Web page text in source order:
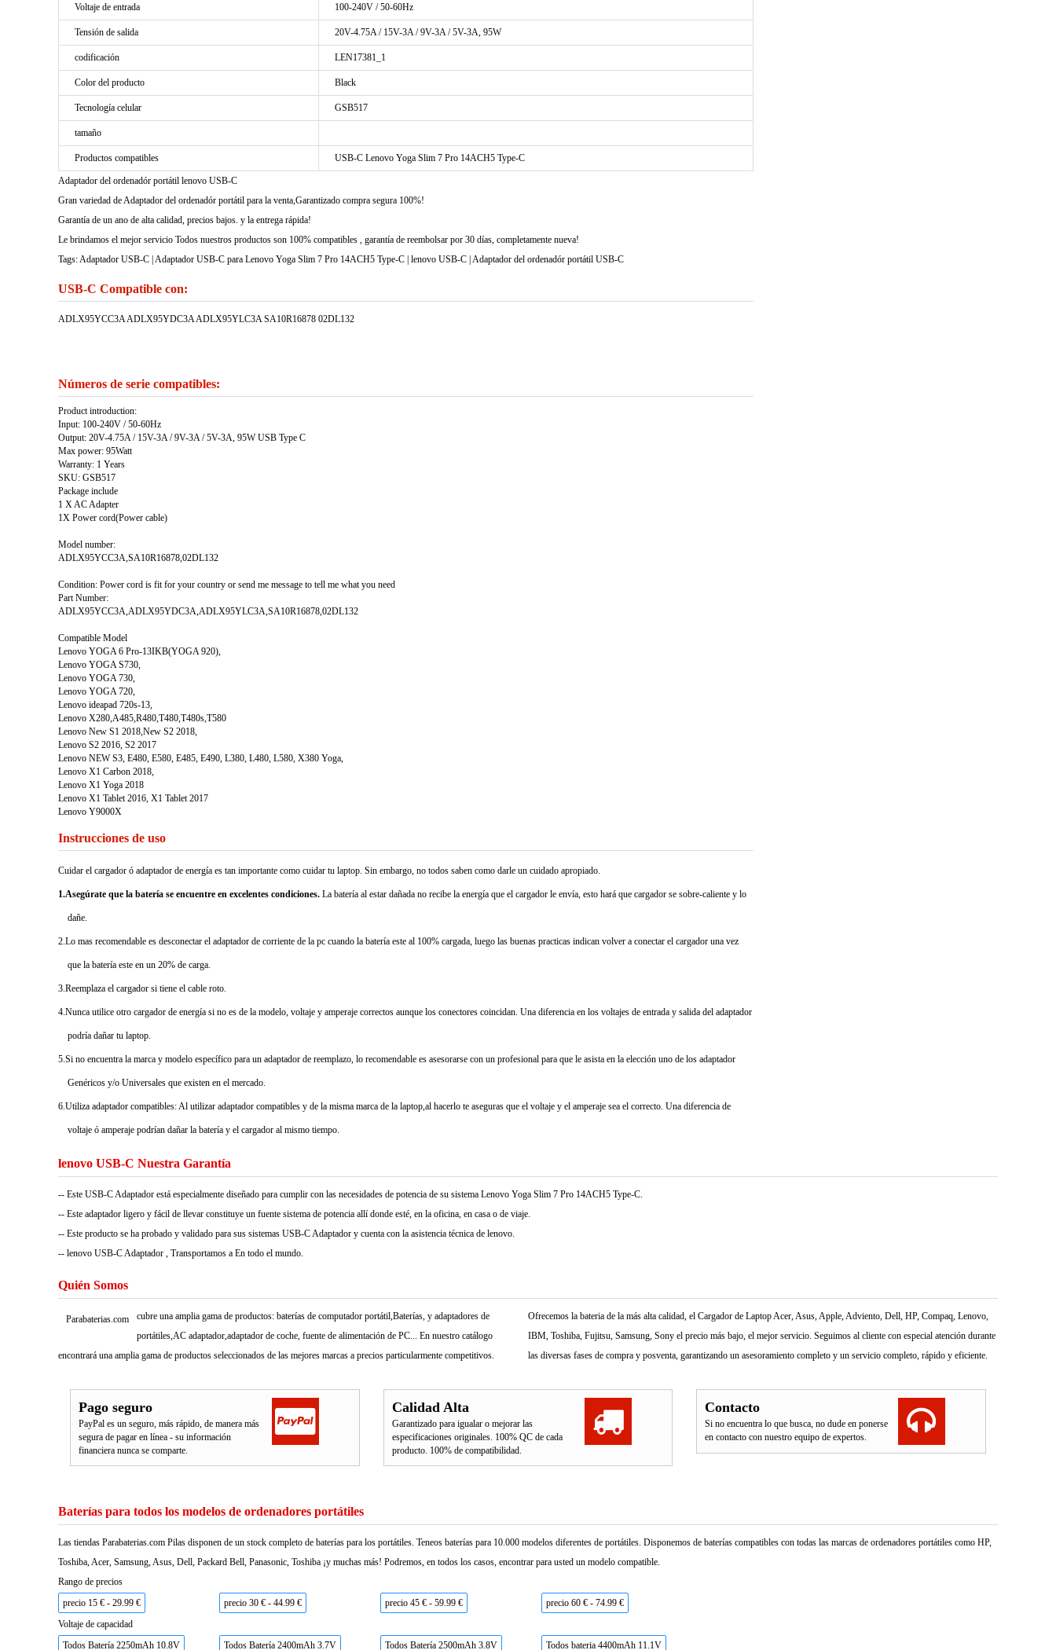
Voltaje de entrada 100-240V / 50-60Hz
Tensión de salida 20V-4.75A / 15V-3A / 9V-3A / 5V-3A, 95W
codificación LEN17381_1
Color del producto Black
Tecnología celular GSB517
tamaño
Productos compatibles USB-C Lenovo Yoga Slim 7 Pro 14ACH5 Type-C
Adaptador del ordenadór portátil lenovo USB-C
Gran variedad de Adaptador del ordenadór portátil para la venta,Garantizado compra segura 100%!
Garantía de un ano de alta calidad, precios bajos. y la entrega rápida!
Le brindamos el mejor servicio Todos nuestros productos son 100% compatibles , garantía de reembolsar por 30 días, completamente nueva!
Tags: Adaptador USB-C | Adaptador USB-C para Lenovo Yoga Slim 7 Pro 14ACH5 Type-C | lenovo USB-C | Adaptador del ordenadór portátil USB-C
USB-C Compatible con:
ADLX95YCC3A ADLX95YDC3A ADLX95YLC3A SA10R16878 02DL132
Números de serie compatibles:
Product introduction:
Input: 100-240V / 50-60Hz
Output: 20V-4.75A / 15V-3A / 9V-3A / 5V-3A, 95W USB Type C
Max power: 95Watt
Warranty: 1 Years
SKU: GSB517
Package include
1 X AC Adapter
1X Power cord(Power cable)
Model number:
ADLX95YCC3A,SA10R16878,02DL132
Condition: Power cord is fit for your country or send me message to tell me what you need
Part Number:
ADLX95YCC3A,ADLX95YDC3A,ADLX95YLC3A,SA10R16878,02DL132
Compatible Model
Lenovo YOGA 6 Pro-13IKB(YOGA 920),
Lenovo YOGA S730,
Lenovo YOGA 730,
Lenovo YOGA 720,
Lenovo ideapad 720s-13,
Lenovo X280,A485,R480,T480,T480s,T580
Lenovo New S1 2018,New S2 2018,
Lenovo S2 2016, S2 2017
Lenovo NEW S3, E480, E580, E485, E490, L380, L480, L580, X380 Yoga,
Lenovo X1 Carbon 2018,
Lenovo X1 Yoga 2018
Lenovo X1 Tablet 2016, X1 Tablet 2017
Lenovo Y9000X
Instrucciones de uso
Cuidar el cargador ó adaptador de energía es tan importante como cuidar tu laptop. Sin embargo, no todos saben como darle un cuidado apropiado.
1.Asegúrate que la batería se encuentre en excelentes condiciones. La batería al estar dañada no recibe la energía que el cargador le envía, esto hará que cargador se sobre-caliente y lo
dañe.
2.Lo mas recomendable es desconectar el adaptador de corriente de la pc cuando la batería este al 100% cargada, luego las buenas practicas indican volver a conectar el cargador una vez
que la batería este en un 20% de carga.
3.Reemplaza el cargador si tiene el cable roto.
4.Nunca utilice otro cargador de energía si no es de la modelo, voltaje y amperaje correctos aunque los conectores coincidan. Una diferencia en los voltajes de entrada y salida del adaptador
podría dañar tu laptop.
5.Si no encuentra la marca y modelo específico para un adaptador de reemplazo, lo recomendable es asesorarse con un profesional para que le asista en la elección uno de los adaptador
Genéricos y/o Universales que existen en el mercado.
6.Utiliza adaptador compatibles: Al utilizar adaptador compatibles y de la misma marca de la laptop,al hacerlo te aseguras que el voltaje y el amperaje sea el correcto. Una diferencia de
voltaje ó amperaje podrían dañar la batería y el cargador al mismo tiempo.
lenovo USB-C Nuestra Garantía
-- Este USB-C Adaptador está especialmente diseñado para cumplir con las necesidades de potencia de su sistema Lenovo Yoga Slim 7 Pro 14ACH5 Type-C.
-- Este adaptador ligero y fácil de llevar constituye un fuente sistema de potencia allí donde esté, en la oficina, en casa o de viaje.
-- Este producto se ha probado y validado para sus sistemas USB-C Adaptador y cuenta con la asistencia técnica de lenovo.
-- lenovo USB-C Adaptador , Transportamos a En todo el mundo.
Quién Somos
Parabaterias.com
cubre una amplia gama de productos: baterías de computador portátil,Baterías, y adaptadores de
portátiles,AC adaptador,adaptador de coche, fuente de alimentación de PC... En nuestro catálogo
encontrará una amplia gama de productos seleccionados de las mejores marcas a precios particularmente competitivos.
Ofrecemos la bateria de la más alta calidad, el Cargador de Laptop Acer, Asus, Apple, Adviento, Dell, HP, Compaq, Lenovo,
IBM, Toshiba, Fujitsu, Samsung, Sony el precio más bajo, el mejor servicio. Seguimos al cliente con especial atención durante
las diversas fases de compra y posventa, garantizando un asesoramiento completo y un servicio completo, rápido y eficiente.
Pago seguro
PayPal es un seguro, más rápido, de manera más
segura de pagar en línea - su información
financiera nunca se comparte.
Calidad Alta
Garantizado para igualar o mejorar las
especificaciones originales. 100% QC de cada
producto. 100% de compatibilidad.
Contacto
Si no encuentra lo que busca, no dude en ponerse
en contacto con nuestro equipo de expertos.
Baterías para todos los modelos de ordenadores portátiles
Las tiendas Parabaterias.com Pilas disponen de un stock completo de baterías para los portátiles. Teneos baterías para 10.000 modelos diferentes de portátiles. Disponemos de baterías compatibles con todas las marcas de ordenadores portátiles como HP,
Toshiba, Acer, Samsung, Asus, Dell, Packard Bell, Panasonic, Toshiba ¡y muchas más! Podremos, en todos los casos, encontrar para usted un modelo compatible.
Rango de precios
precio 15 € - 29.99 €
precio 30 € - 44.99 € precio 45 € - 59.99 €
precio 60 € - 74.99 €
Voltaje de capacidad
Todos Batería 2250mAh 10.8V
Todos Batería 2400mAh 3.7V Todos Batería 2500mAh 3.8V Todos bateria 4400mAh 11.1V